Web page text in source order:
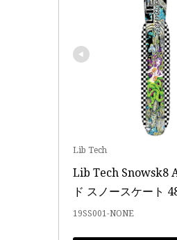
Lib Tech
Lib Tech Snowsk8
ド スノースケート
19SS001-NONE